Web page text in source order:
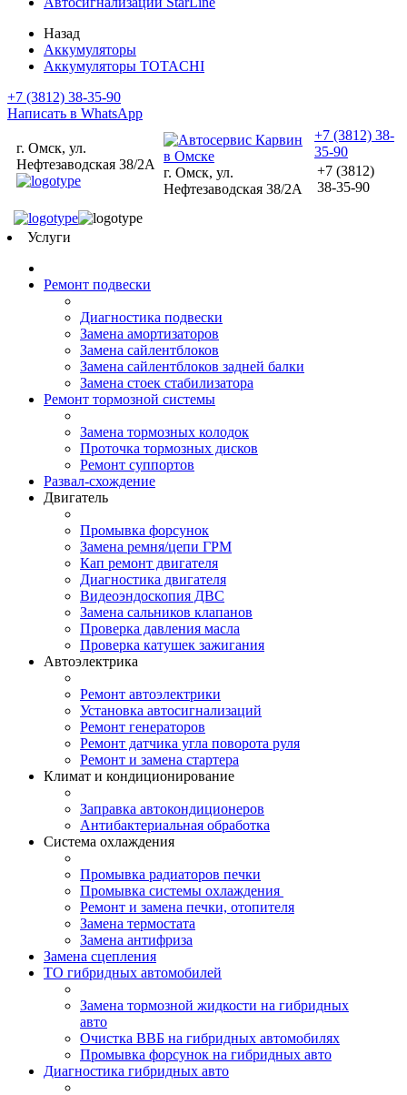
Назад
Аккумуляторы
Аккумуляторы TOTACHI
+7 (3812) 38-35-90
Написать в WhatsApp
г. Омск, ул.
Нефтезаводская 38/2А
г. Омск, ул.
Нефтезаводская 38/2А
+7 (3812) 38-
35-90
+7 (3812)
38-35-90
Услуги
Ремонт подвески
Диагностика подвески
Замена амортизаторов
Замена сайлентблоков
Замена сайлентблоков задней балки
Замена стоек стабилизатора
Ремонт тормозной системы
Замена тормозных колодок
Проточка тормозных дисков
Ремонт суппортов
Развал-схождение
Двигатель
Промывка форсунок
Замена ремня/цепи ГРМ
Кап ремонт двигателя
Диагностика двигателя
Видеоэндоскопия ДВС
Замена сальников клапанов
Проверка давления масла
Проверка катушек зажигания
Автоэлектрика
Ремонт автоэлектрики
Установка автосигнализаций
Ремонт генераторов
Ремонт датчика угла поворота руля
Ремонт и замена стартера
Климат и кондиционирование
Заправка автокондиционеров
Антибактериальная обработка
Система охлаждения
Промывка радиаторов печки
Промывка системы охлаждения
Ремонт и замена печки, отопителя
Замена термостата
Замена антифриза
Замена сцепления
ТО гибридных автомобилей
Замена тормозной жидкости на гибридных
авто
Очистка ВВБ на гибридных автомобилях
Промывка форсунок на гибридных авто
Диагностика гибридных авто